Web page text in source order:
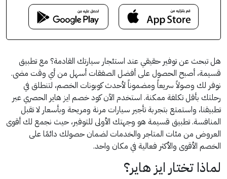
هل تبحث عن توفير حقيقي عند استئجار سيارتك القادمة؟ مع تطبيق
قسيمة، أصبح الحصول على أفضل الصفقات أسهل من أي وقت مضى.
نوفر لك وصولاً سريعاً ومضموناً لأحدث كوبونات الخصم، لتنطلق في
رحلتك بأقل تكلفة ممكنة. استخدم الآن كود خصم ايز هاير الحصري عبر
تطبيقنا، واستمتع بتجربة تأجير سيارات مرنة ومريحة وبأسعار لا تقبل
المنافسة. تطبيق قسيمة هو وجهتك الأولى للتوفير، حيث نجمع لك أقوى
العروض من مئات المتاجر والخدمات لضمان حصولك دائمًا على
الخصم الأقوى والأكثر فعالية في مكان واحد.
لماذا تختار ايز هاير؟